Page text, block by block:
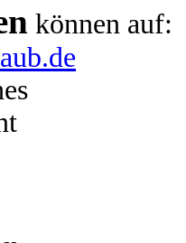
können auf: